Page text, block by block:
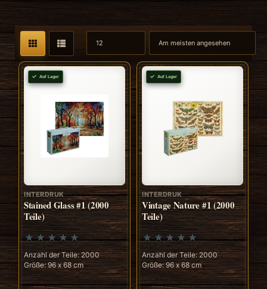
Auf Lager
INTERDRUK
Stained Glass #1 (2000
Teile)
Anzahl der Teile: 2000
Größe: 96 x 68 cm
Auf Lager
INTERDRUK
Vintage Nature #1 (2000
Teile)
Anzahl der Teile: 2000
Größe: 96 x 68 cm